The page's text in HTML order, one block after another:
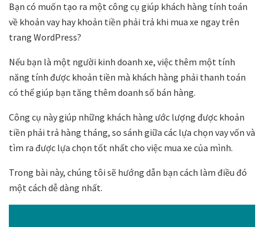
Bạn có muốn tạo ra một công cụ giúp khách hàng tính toán
về khoản vay hay khoản tiền phải trả khi mua xe ngay trên
trang WordPress?
Nếu bạn là một người kinh doanh xe, việc thêm một tính
năng tính được khoản tiền mà khách hàng phải thanh toán
có thể giúp bạn tăng thêm doanh số bán hàng.
Công cụ này giúp những khách hàng ước lượng được khoản
tiền phải trả hàng tháng, so sánh giữa các lựa chọn vay vốn và
tìm ra được lựa chọn tốt nhất cho việc mua xe của mình.
Trong bài này, chúng tôi sẽ hướng dẫn bạn cách làm điều đó
một cách dễ dàng nhất.